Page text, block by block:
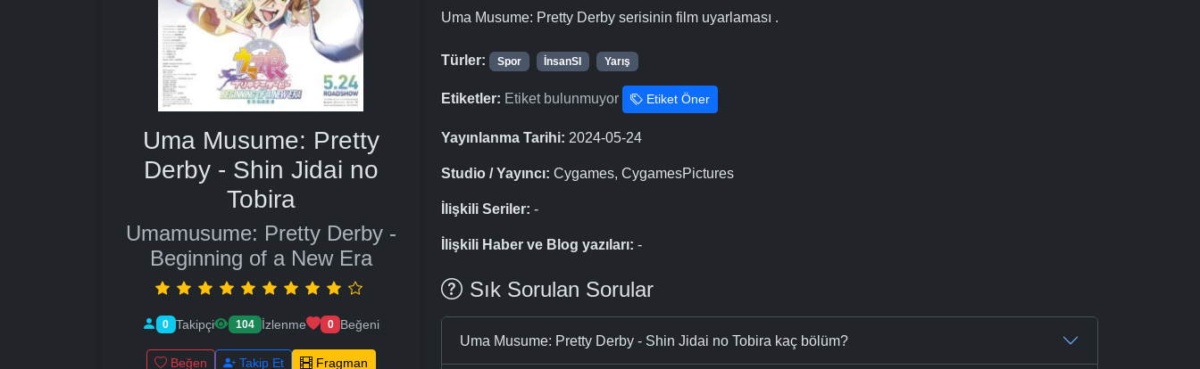
Uma Musume: Pretty
Derby - Shin Jidai no
Tobira
Umamusume: Pretty Derby -
Beginning of a New Era
0 Takipçi 104 İzlenme 0 Beğeni
Beğen Takip Et
Fragman
Uma Musume: Pretty Derby serisinin film uyarlaması .
Türler: Spor İnsanSI Yarış
Etiketler: Etiket bulunmuyor Etiket Öner
Yayınlanma Tarihi: 2024-05-24
Studio / Yayıncı: Cygames, CygamesPictures
İlişkili Seriler: -
İlişkili Haber ve Blog yazıları: -
Sık Sorulan Sorular
Uma Musume: Pretty Derby - Shin Jidai no Tobira kaç bölüm?